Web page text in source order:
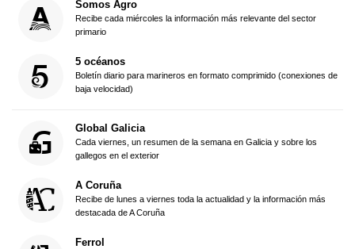
Somos Agro
Recibe cada miércoles la información más relevante del sector
primario
5 océanos
Boletín diario para marineros en formato comprimido (conexiones de
baja velocidad)
Global Galicia
Cada viernes, un resumen de la semana en Galicia y sobre los
gallegos en el exterior
A Coruña
Recibe de lunes a viernes toda la actualidad y la información más
destacada de A Coruña
Ferrol